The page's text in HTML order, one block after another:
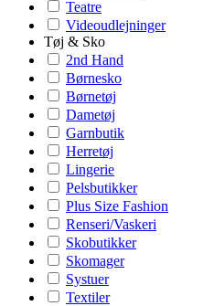
Teatre
Videoudlejninger
Tøj & Sko
2nd Hand
Børnesko
Børnetøj
Dametøj
Garnbutik
Herretøj
Lingerie
Pelsbutikker
Plus Size Fashion
Renseri/Vaskeri
Skobutikker
Skomager
Systuer
Textiler